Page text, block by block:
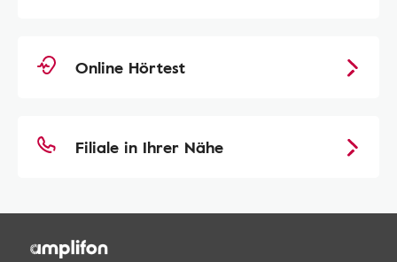
Online Hörtest
Filiale in Ihrer Nähe